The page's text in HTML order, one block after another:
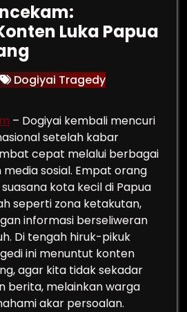
Luka Papua
Dogiyai Tragedy
– Dogiyai kembali mencuri
setelah kabar
cepat melalui berbagai
sosial. Empat orang
kota kecil di Papua
seperti zona ketakutan,
informasi berseliweran
Di tengah hiruk-pikuk
ini menuntut konten
agar kita tidak sekadar
berita, melainkan warga
akar persoalan.